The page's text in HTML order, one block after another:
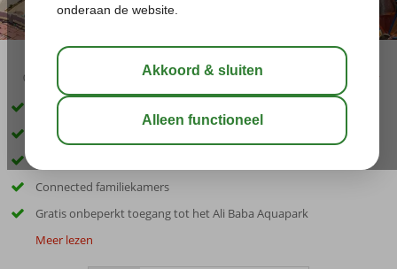
04:50 aug 34°C
Uitstekende prijs-kwaliteitverhouding
Direct aan het privé zandstrand
Connected familiekamers
Gratis onbeperkt toegang tot het Ali Baba Aquapark
Meer lezen